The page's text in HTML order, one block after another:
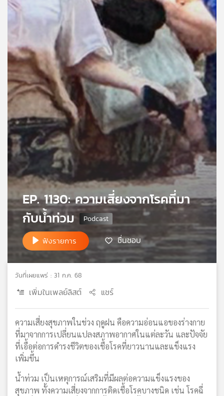
ข่าว
และ
กิจกรรม
เกี่ยว
กับ
เรา
เครือ
ข่าย
วิทยุ
ไทย
พี
บี
เอส
แผนที่
เครือ
ข่าย
EP. 1130: ความเสี่ยงจากโรคที่มา
กับน้ำท่วม
ฟังรายการ ชื่นชอบ
วันที่เผยแพร่ : 31 ก.ค. 68
เพิ่มในเพลย์ลิสต์ แชร์
ความเสี่ยงสุขภาพในช่วง ฤดูฝน คือความอ่อนแอของร่างกาย
ที่มาจากการเปลี่ยนแปลงสภาพอากาศในแต่ละวัน และปัจจัย
ที่เอื้อต่อการดำรงชีวิตของเชื้อโรคที่ยาวนานและแข็งแรง
เพิ่มขึ้น
น้ำท่วม เป็นเหตุการณ์เสริมที่มีผลต่อความแข็งแรงของ
สุขภาพ ทั้งความเสี่ยงจากการติดเชื้อโรคบางชนิด เช่น โรคฉี่